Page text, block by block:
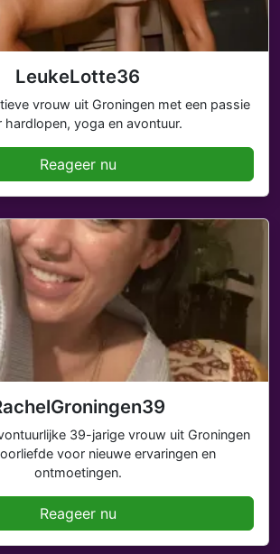
LeukeLotte36
vrouw uit Groningen met een passie
hardlopen, yoga en avontuur.
Reageer nu
39-jarige vrouw uit Groningen
voor nieuwe ervaringen en
ontmoetingen.
Reageer nu